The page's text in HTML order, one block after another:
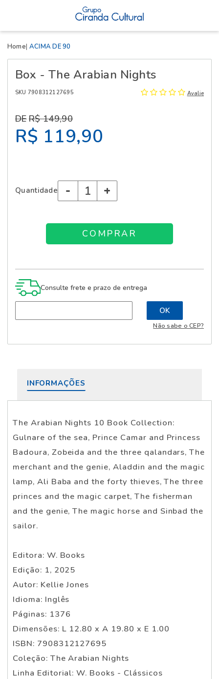
Home ACIMA DE 90
Box - The Arabian Nights
SKU 7908312127695 Avalie
R$ 149,90
R$ 119,90
Quantidade - +
Consulte frete e prazo de entrega
Não sabe o CEP?
INFORMAÇÕES
The Arabian Nights 10 Book Collection:
Gulnare of the sea, Prince Camar and Princess
Badoura, Zobeida and the three qalandars, The
merchant and the genie, Aladdin and the magic
lamp, Ali Baba and the forty thieves, The three
princes and the magic carpet, The fisherman
and the genie, The magic horse and Sinbad the
sailor.
Editora: W. Books
Edição: 1, 2025
Autor: Kellie Jones
Idioma: Inglês
Páginas: 1376
Dimensões: L 12.80 x A 19.80 x E 1.00
ISBN: 7908312127695
Coleção: The Arabian Nights
Linha Editorial: W. Books - Clássicos